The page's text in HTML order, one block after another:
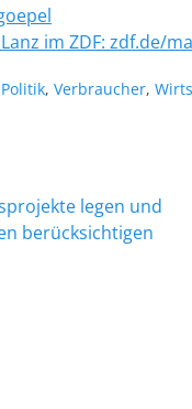
im ZDF: zdf.de/
Politik, Verbraucher,
legen und
berücksichtigen